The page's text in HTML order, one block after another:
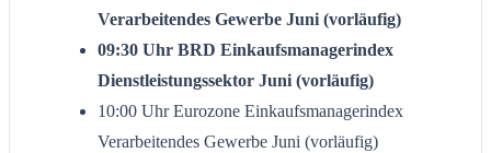
Verarbeitendes Gewerbe Juni (vorläufig)
09:30 Uhr BRD Einkaufsmanagerindex
Dienstleistungssektor Juni (vorläufig)
10:00 Uhr Eurozone Einkaufsmanagerindex
Verarbeitendes Gewerbe Juni (vorläufig)